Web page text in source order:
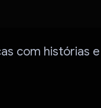
com histórias e